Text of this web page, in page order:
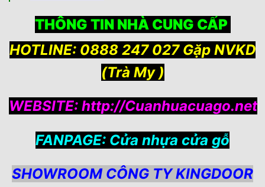
THÔNG TIN NHÀ CUNG CẤP
HOTLINE: 0888 247 027 Gặp NVKD
(Trà My )
WEBSITE: http://Cuanhuacuago.net
FANPAGE: Cửa nhựa cửa gỗ
SHOWROOM CÔNG TY KINGDOOR